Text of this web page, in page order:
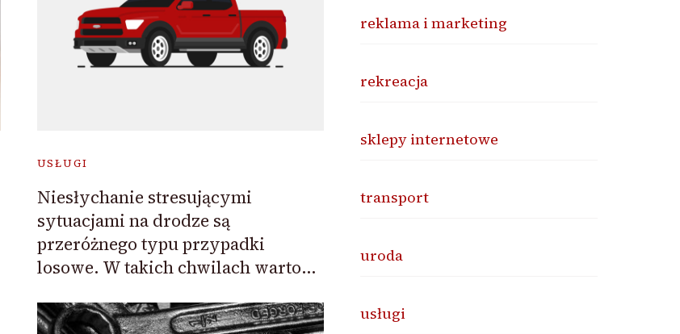
USŁUGI
Niesłychanie stresującymi
sytuacjami na drodze są
przeróżnego typu przypadki
losowe. W takich chwilach warto…
reklama i marketing
rekreacja
sklepy internetowe
transport
uroda
usługi